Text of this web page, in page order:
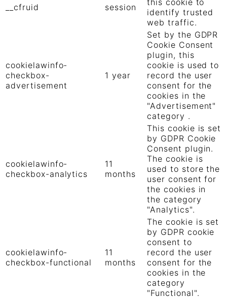
__cfruid session
this cookie to
identify trusted
web traffic.
cookielawinfo-
checkbox-
advertisement
1 year
Set by the GDPR
Cookie Consent
plugin, this
cookie is used to
record the user
consent for the
cookies in the
"Advertisement"
category .
cookielawinfo-
checkbox-analytics
11
months
This cookie is set
by GDPR Cookie
Consent plugin.
The cookie is
used to store the
user consent for
the cookies in
the category
"Analytics".
cookielawinfo-
checkbox-functional
11
months
The cookie is set
by GDPR cookie
consent to
record the user
consent for the
cookies in the
category
"Functional".